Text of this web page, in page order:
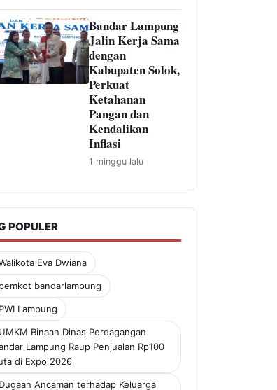
Bandar Lampung
Jalin Kerja Sama
dengan
Kabupaten Solok,
Perkuat
Ketahanan
Pangan dan
Kendalikan
Inflasi
1 minggu lalu
POPULER
Eva Dwiana
bandarlampung
Lampung
Binaan Dinas Perdagangan
Lampung Raup Penjualan Rp100
di Expo 2026
Ancaman terhadap Keluarga